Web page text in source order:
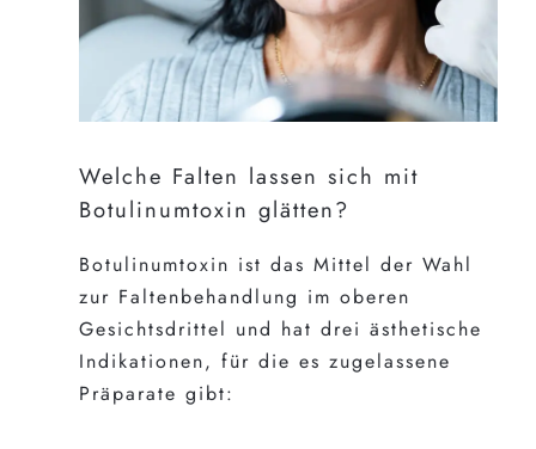
Welche Falten lassen sich mit
Botulinumtoxin glätten?
Botulinumtoxin ist das Mittel der Wahl
zur Faltenbehandlung im oberen
Gesichtsdrittel und hat drei ästhetische
Indikationen, für die es zugelassene
Präparate gibt: